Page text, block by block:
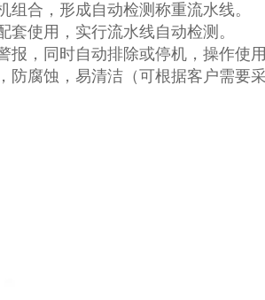
合，形成自动检测称重流水线。
使用，实行流水线自动检测。
，同时自动排除或停机，操作使用
腐蚀，易清洁（可根据客户需要